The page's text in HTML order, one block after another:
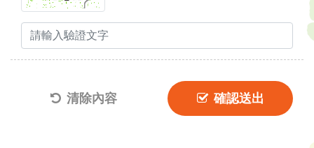
清除內容 確認送出